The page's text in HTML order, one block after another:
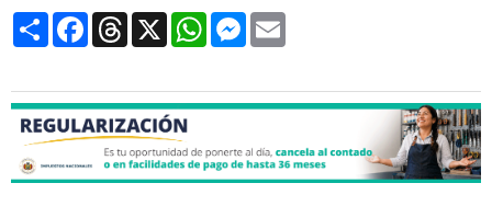
CompartirFacebookThreads
X WhatsAppMessenger